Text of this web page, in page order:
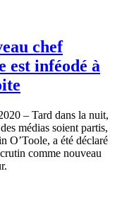
chef
est inféodé à
– Tard dans la nuit,
médias soient partis,
O’Toole, a été déclaré
comme nouveau